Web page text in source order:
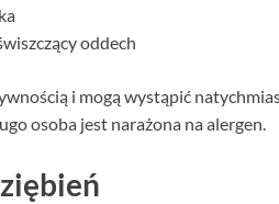
oddech
i mogą wystąpić
osoba jest narażona na alergen.